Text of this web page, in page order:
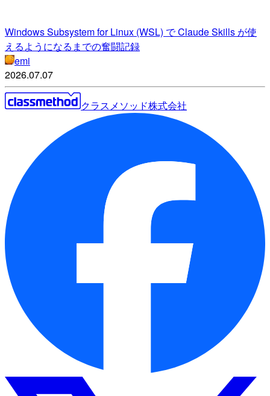
Windows Subsystem for Linux (WSL) で Claude Skills が使
えるようになるまでの奮闘記録
emi
2026.07.07
クラスメソッド株式会社